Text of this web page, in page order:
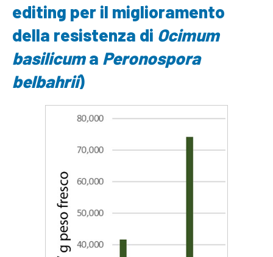
editing per il miglioramento
della resistenza di Ocimum
basilicuma Peronospora
belbahrii)